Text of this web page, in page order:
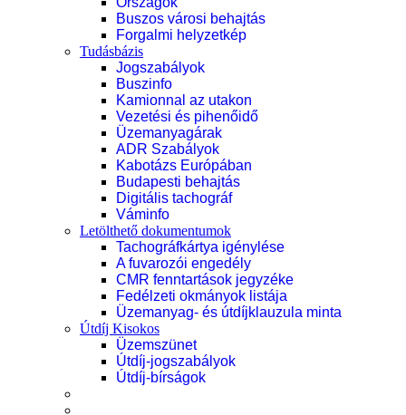
Buszos városi behajtás
Forgalmi helyzetkép
Tudásbázis
Jogszabályok
Buszinfo
Kamionnal az utakon
Vezetési és pihenőidő
Üzemanyagárak
ADR Szabályok
Kabotázs Európában
Budapesti behajtás
Digitális tachográf
Váminfo
Letölthető dokumentumok
Tachográfkártya igénylése
A fuvarozói engedély
CMR fenntartások jegyzéke
Fedélzeti okmányok listája
Üzemanyag- és útdíjklauzula minta
Útdíj Kisokos
Üzemszünet
Útdíj-jogszabályok
Útdíj-bírságok